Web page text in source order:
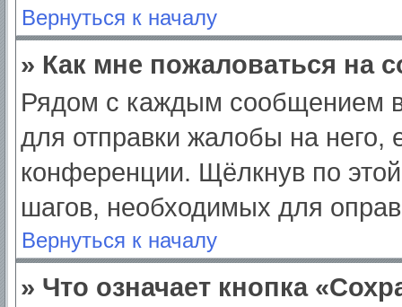
Вернуться к началу
» Как мне пожаловаться на
Рядом с каждым сообщением
для отправки жалобы на него,
конференции. Щёлкнув по
шагов, необходимых для
Вернуться к началу
» Что означает кнопка